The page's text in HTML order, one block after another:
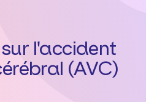
l'accident
(AVC)